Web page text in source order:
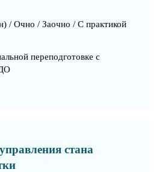
/ Очно / Заочно / С практикой
переподготовке с
стана